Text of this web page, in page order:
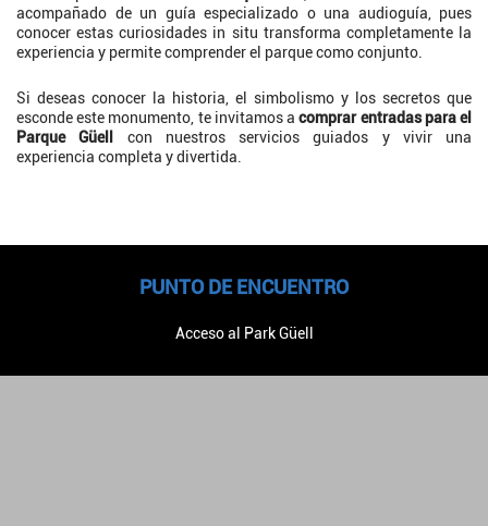
acompañado de un guía especializado o una audioguía, pues
conocer estas curiosidades in situ transforma completamente la
experiencia y permite comprender el parque como conjunto.
Si deseas conocer la historia, el simbolismo y los secretos que
esconde este monumento, te invitamos acomprar entradas para el
Parque Güell
con nuestros servicios guiados y vivir una
experiencia completa y divertida.
PUNTO DE ENCUENTRO
Acceso al Park Güell